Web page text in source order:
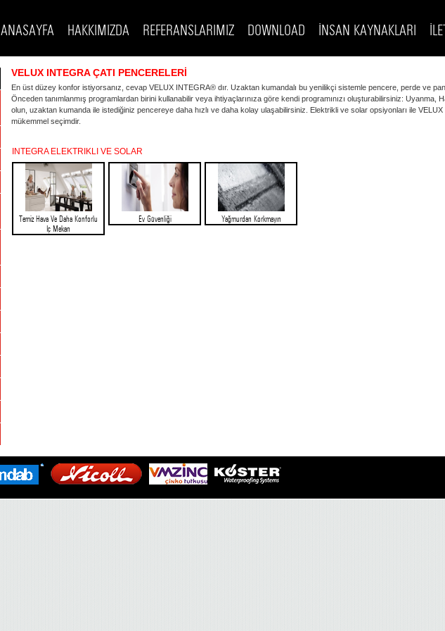
ANASAYFA HAKKIMIZDA REFERANSLARIMIZ DOWNLOAD İNSAN KAYNAKLARI
VELUX INTEGRA ÇATI PENCERELERİ
En üst düzey konfor istiyorsanız, cevap VELUX INTEGRA® dır. Uzaktan kumandalı bu yenilikçi sistemle pencere, perde ve
Önceden tanımlanmış programlardan birini kullanabilir veya ihtiyaçlarınıza göre kendi programınızı oluşturabilirsiniz: Uyanma,
olun, uzaktan kumanda ile istediğiniz pencereye daha hızlı ve daha kolay ulaşabilirsiniz. Elektrikli ve solar opsiyonları ile
mükemmel seçimdir.
INTEGRA ELEKTRIKLI VE SOLAR
Temiz Hava Ve Daha Konforlu
Iç Mekan
Ev Güvenliği Yağmurdan Korkmayın